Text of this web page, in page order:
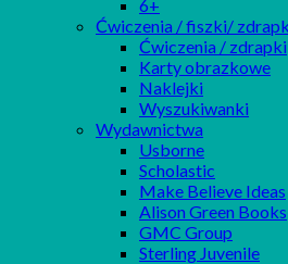
6+
Ćwiczenia / fiszki/
Ćwiczenia / zdrapki
Karty obrazkowe
Naklejki
Wyszukiwanki
Wydawnictwa
Usborne
Scholastic
Make Believe Ideas
Alison Green Books
GMC Group
Sterling Juvenile